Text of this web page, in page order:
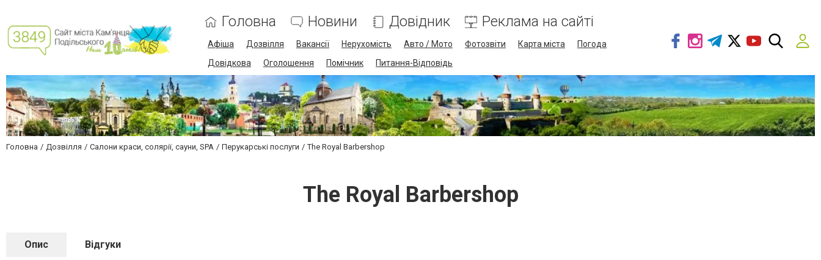
Головна Новини Довідник Реклама на сайті
Афіша Дозвілля Вакансії Нерухомість Авто / Мото Фотозвіти Карта міста
Погода
Довідкова
Оголошення Помічник Питання-Відповідь
Головна Дозвілля Салони краси, солярії, сауни, SPA Перукарські послуги The Royal Barbershop
The Royal Barbershop
Опис Відгуки